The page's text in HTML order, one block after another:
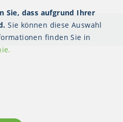
& Reinigung
Kimberly-Clark™
Überschuhe
Sie, dass aufgrund Ihrer
Sie können diese Auswahl
finden Sie in
.